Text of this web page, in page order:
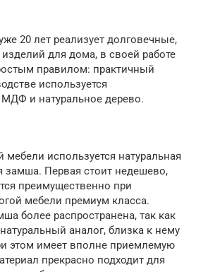
20 лет реализует долговечные,
для дома, в своей работе
правилом: практичный
используется
и натуральное дерево.
используется натуральная
замша. Первая стоит недешево,
преимущественно при
мебели премиум класса.
более распространена, так как
аналог, близка к нему
этом имеет вполне приемлемую
прекрасно подходит для